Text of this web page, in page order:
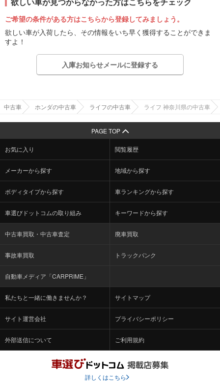
ご希望の条件がある方はこちらから登録してみましょう。
欲しい車が入荷したら、その情報をいち早く獲得することができま
すよ！
入庫お知らせメールに登録する
中古車 ホンダの中古車 ライフの中古車 ライフ 神奈川県の中古車
PAGE TOP
お気に入り 閲覧履歴
メーカーから探す 地域から探す
ボディタイプから探す 車ランキングから探す
車選びドットコムの取り組み キーワードから探す
中古車買取・中古車査定 廃車買取
事故車買取 トラックバンク
自動車メディア「CARPRIME」
私たちと一緒に働きませんか？ サイトマップ
サイト運営会社 プライバシーポリシー
外部送信について ご利用規約
詳しくはこちら